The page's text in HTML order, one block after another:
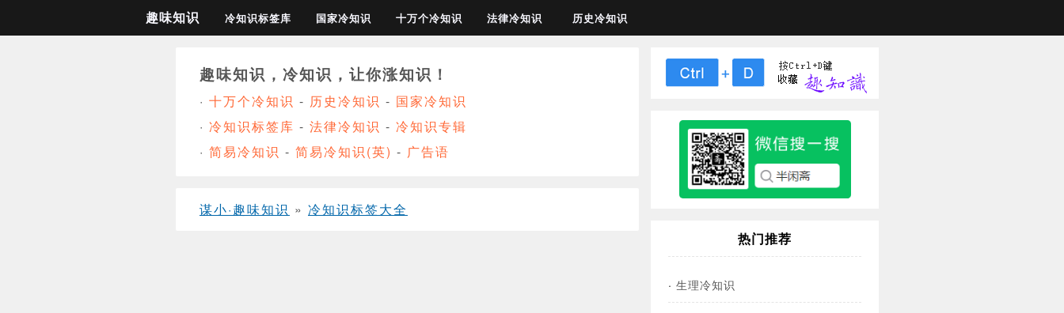
趣味知识 冷知识标签库 国家冷知识 十万个冷知识 法律冷知识 历史冷知识
趣味知识，冷知识，让你涨知识！
· 十万个冷知识 - 历史冷知识 - 国家冷知识
· 冷知识标签库 - 法律冷知识 - 冷知识专辑
· 简易冷知识 - 简易冷知识(英) - 广告语
谋小·趣味知识 » 冷知识标签大全
热门推荐
· 生理冷知识